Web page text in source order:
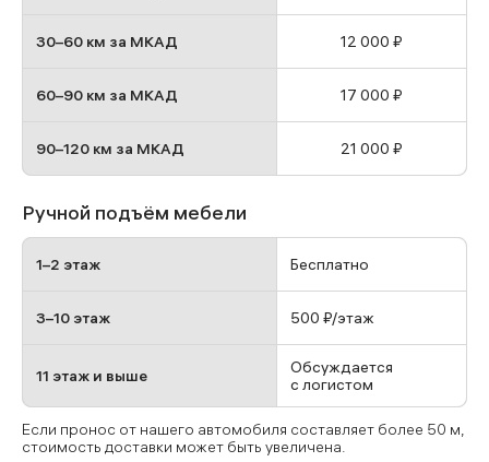
30–60 км за МКАД
60–90 км за МКАД
90–120 км за МКАД
12 000 ₽
17 000 ₽
21 000 ₽
Ручной подъём мебели
1–2 этаж
3–10 этаж
11 этаж и выше
Бесплатно
500 ₽/этаж
Обсуждается
с логистом
Если пронос от нашего автомобиля составляет более 50 м,
стоимость доставки может быть увеличена.